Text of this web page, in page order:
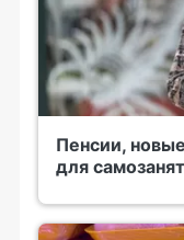
Пенсии,
для